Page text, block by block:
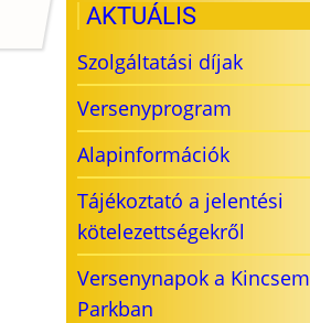
AKTUÁLIS
Szolgáltatási díjak
Versenyprogram
Alapinformációk
Tájékoztató a jelentési
kötelezettségekről
Versenynapok a Kincsem
Parkban